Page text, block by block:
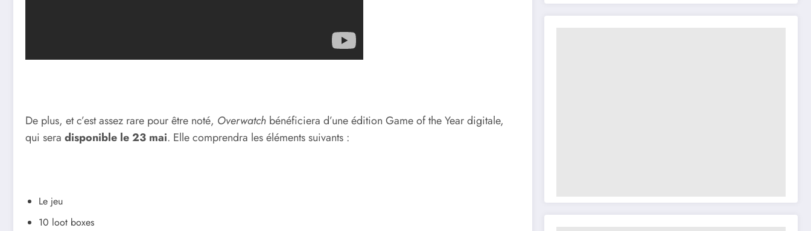
De plus, et c’est assez rare pour être noté, Overwatch bénéficiera d’une édition Game of the Year digitale,
qui sera disponible le 23 mai. Elle comprendra les éléments suivants :
Le jeu
10 loot boxes